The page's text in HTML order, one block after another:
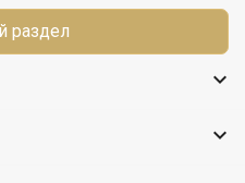
раздел

